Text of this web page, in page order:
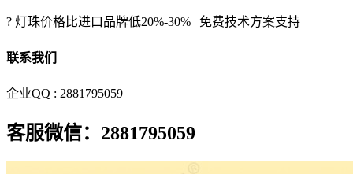
? 灯珠价格比进口品牌低20%-30% | 免费技术方案支持
联系我们
企业QQ : 2881795059
客服微信：2881795059